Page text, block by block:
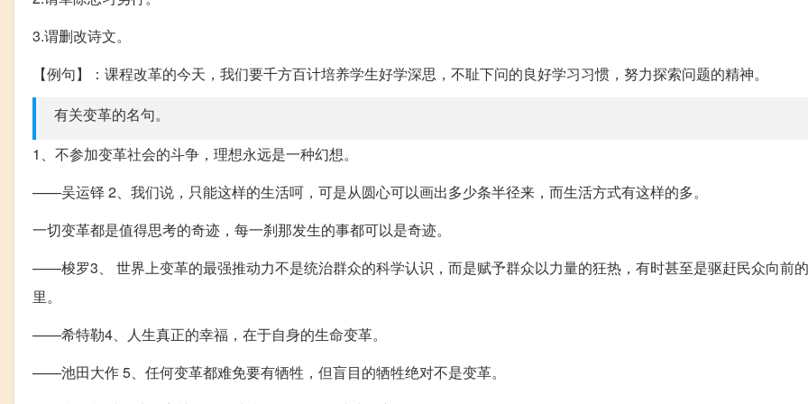
3.谓删改诗文。
【例句】：课程改革的今天，我们要千方百计培养学生好学深思，不耻下问的良好学习习惯，努力探索问题的精神。
有关变革的名句。
1、不参加变革社会的斗争，理想永远是一种幻想。
——吴运铎 2、我们说，只能这样的生活呵，可是从圆心可以画出多少条半径来，而生活方式有这样的多。
一切变革都是值得思考的奇迹，每一刹那发生的事都可以是奇迹。
——梭罗3、 世界上变革的最强推动力不是统治群众的科学认识，而是赋予群众以力量的狂热，有时甚至是驱赶民众向前
里。
——希特勒4、人生真正的幸福，在于自身的生命变革。
——池田大作 5、任何变革都难免要有牺牲，但盲目的牺牲绝对不是变革。